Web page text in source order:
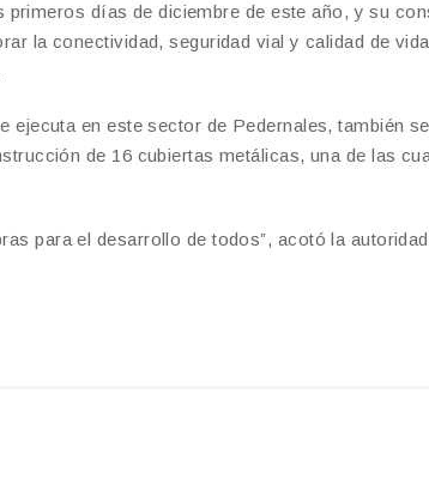
días de diciembre de este año, y su
la conectividad, seguridad vial y calidad de
ejecuta en este sector de Pedernales, también
de 16 cubiertas metálicas, una de las
para el desarrollo de todos”, acotó la